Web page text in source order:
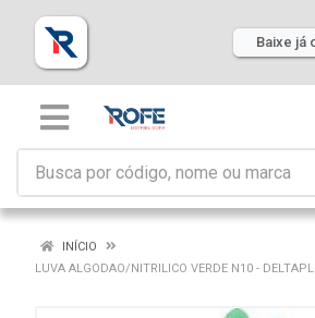
Baixe já
INÍCIO
LUVA ALGODAO/NITRILICO VERDE N10 -